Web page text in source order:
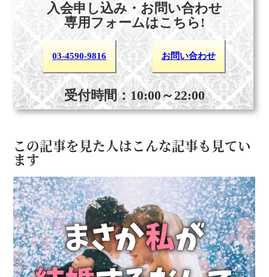
入会申し込み・お問い合わせ
専用フォームはこちら!
03-4590-9816 お問い合わせ
受付時間：10:00～22:00
この記事を見た人はこんな記事も見てい
ます